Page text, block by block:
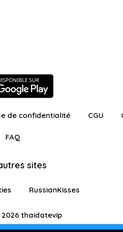
de confidentialité CGU
FAQ
sites
RussianKisses
thaidatevip